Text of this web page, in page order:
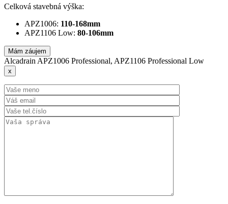
Celková stavebná výška:
APZ1006: 110-168mm
APZ1106 Low: 80-106mm
Mám záujem
Alcadrain APZ1006 Professional, APZ1106 Professional Low
x